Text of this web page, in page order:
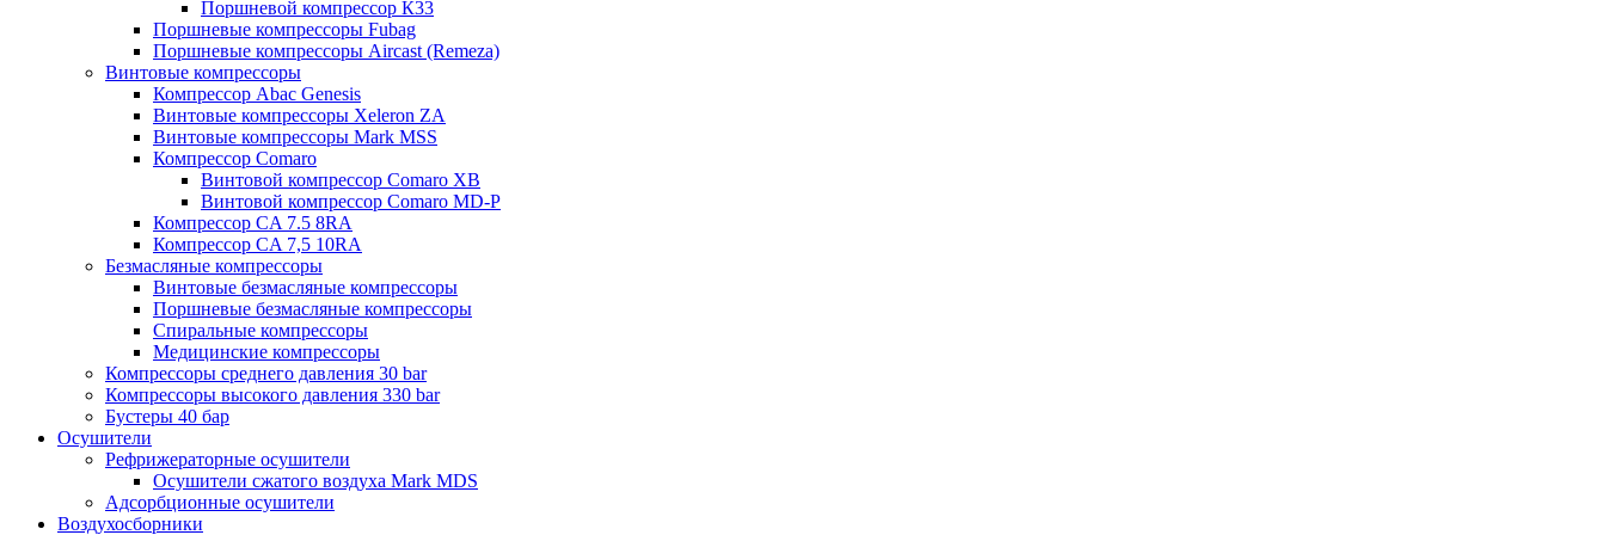
Поршневой компрессор К33
Поршневые компрессоры Fubag
Поршневые компрессоры Aircast (Remeza)
Винтовые компрессоры
Компрессор Abac Genesis
Винтовые компрессоры Xeleron ZA
Винтовые компрессоры Mark MSS
Компрессор Comaro
Винтовой компрессор Comaro XB
Винтовой компрессор Comaro MD-P
Компрессор CA 7.5 8RA
Компрессор CA 7,5 10RA
Безмасляные компрессоры
Винтовые безмасляные компрессоры
Поршневые безмасляные компрессоры
Спиральные компрессоры
Медицинские компрессоры
Компрессоры среднего давления 30 bar
Компрессоры высокого давления 330 bar
Бустеры 40 бар
Осушители
Рефрижераторные осушители
Осушители сжатого воздуха Mark MDS
Адсорбционные осушители
Воздухосборники